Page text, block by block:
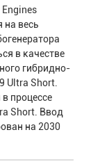
на весь
в качестве
гибридно-
Ultra Short.
процессе
Short. Ввод
на 2030